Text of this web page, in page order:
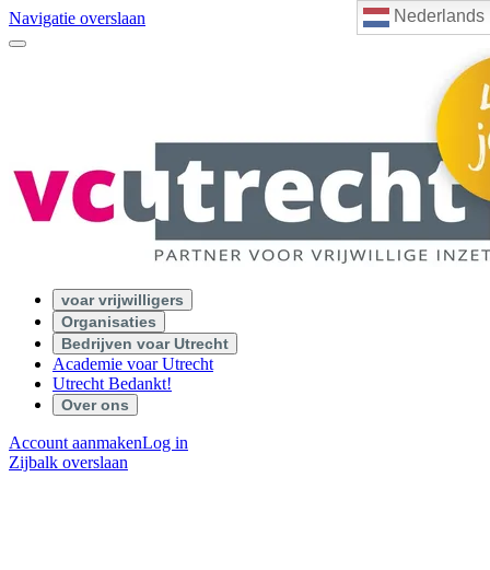
Nederlands
Navigatie overslaan
voar vrijwilligers
Organisaties
Bedrijven voar Utrecht
Academie voar Utrecht
Utrecht Bedankt!
Over ons
Account aanmakenLog in
Zijbalk overslaan